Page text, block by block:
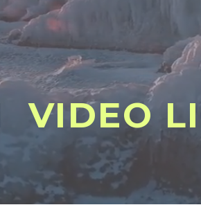
VIDEO